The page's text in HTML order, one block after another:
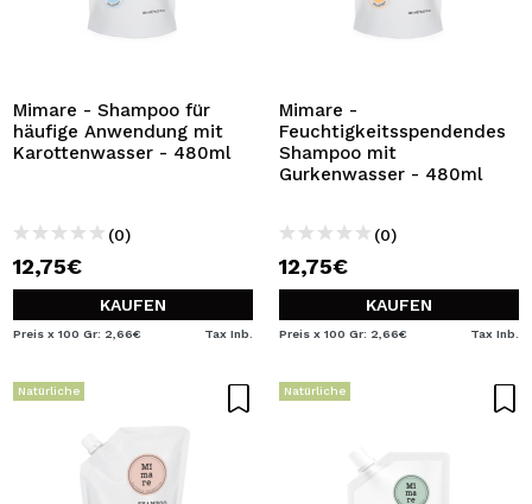
Mimare - Shampoo für
häufige Anwendung mit
Karottenwasser - 480ml
(0)
12,75€
KAUFEN
Preis x 100 Gr: 2,66€ Tax Inb.
Mimare -
Feuchtigkeitsspendendes
Shampoo mit
Gurkenwasser - 480ml
(0)
12,75€
KAUFEN
Preis x 100 Gr: 2,66€ Tax Inb.
Natürliche Natürliche